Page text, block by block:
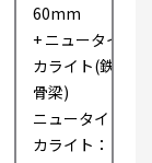
60mm
+ ニュータイ
カライト(鉄
骨梁)
ニュータイ
カライト：